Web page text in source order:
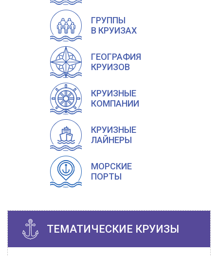
ГРУППЫ
В КРУИЗАХ
ГЕОГРАФИЯ
КРУИЗОВ
КРУИЗНЫЕ
КОМПАНИИ
КРУИЗНЫЕ
ЛАЙНЕРЫ
МОРСКИЕ
ПОРТЫ
ТЕМАТИЧЕСКИЕ КРУИЗЫ